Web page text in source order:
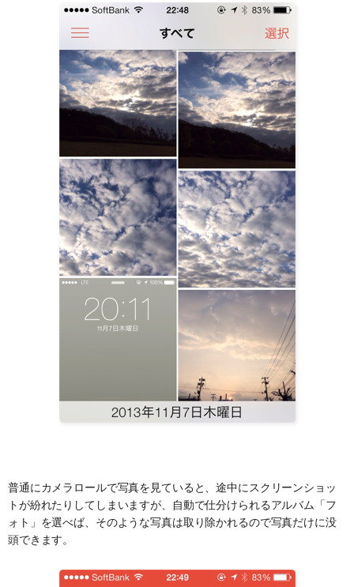
普通にカメラロールで写真を見ていると、途中にスクリーンショッ
トが紛れたりしてしまいますが、自動で仕分けられるアルバム「フ
ォト」を選べば、そのような写真は取り除かれるので写真だけに没
頭できます。